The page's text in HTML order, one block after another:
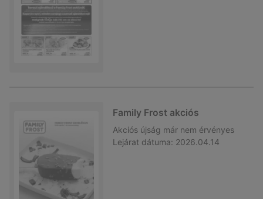
Family Frost akciós
Akciós újság már nem érvényes
Lejárat dátuma: 2026.04.14